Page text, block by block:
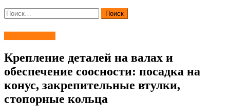
Найти:
Крепление деталей на валах и
обеспечение соосности: посадка на
конус, закрепительные втулки,
стопорные кольца